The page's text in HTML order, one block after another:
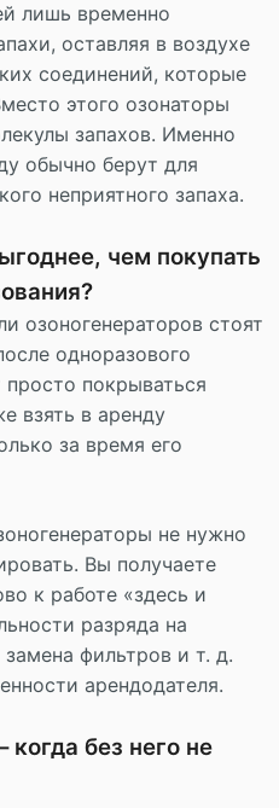
лишь временно
оставляя в воздухе
соединений, которые
этого озонаторы
запахов. Именно
обычно берут для
неприятного запаха.
чем покупать
озоногенераторов стоят
одноразового
покрываться
взять в аренду
за время его
не нужно
Вы получаете
к работе «здесь и
разряда на
фильтров и т. д.
арендодателя.
когда без него не